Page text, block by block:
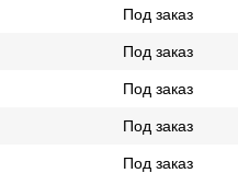
Под заказ
Под заказ
Под заказ
Под заказ
Под заказ